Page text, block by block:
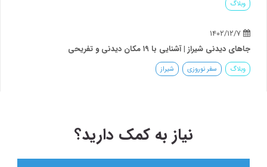
وبلاگ
جاهای دیدنی شیراز | آشنایی با ۱۹ مکان دیدنی و تفریحی
وبلاگ سفر نوروزی شیراز
نیاز به کمک دارید؟